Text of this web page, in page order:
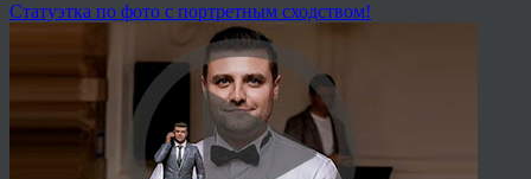
Статуэтка по фото с портретным сходством!